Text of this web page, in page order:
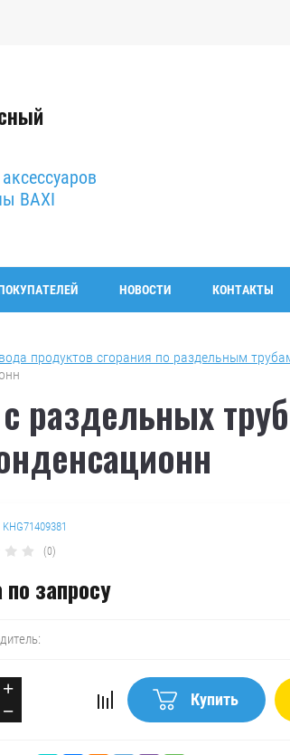
BAXI
НОВОСТИ КОНТАКТЫ
продуктов сгорания по раздельным
раздельных
KHG71409381
(0)
запросу
−
+
Купить